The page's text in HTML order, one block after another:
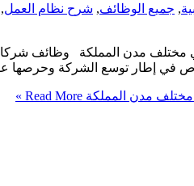
, جميع الوظائف, شرح نظام العمل,
في إطار توسع الشركة